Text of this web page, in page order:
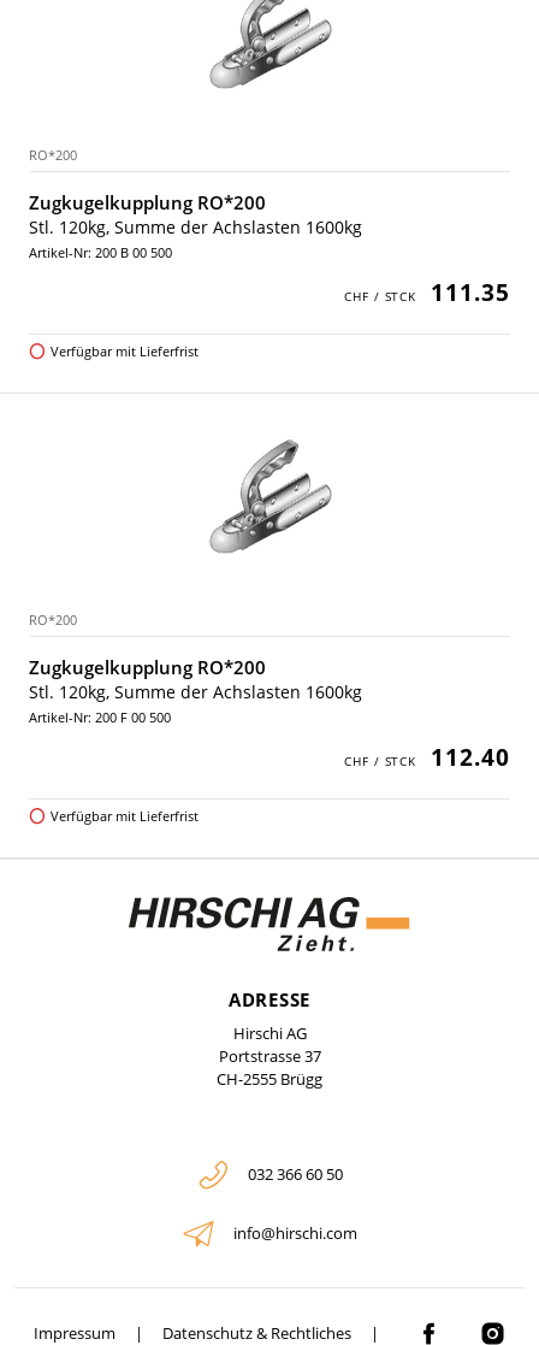
RO*200
Zugkugelkupplung RO*200
Stl. 120kg, Summe der Achslasten 1600kg
Artikel-Nr: 200 B 00 500
111.35
Verfügbar mit Lieferfrist
RO*200
Zugkugelkupplung RO*200
Stl. 120kg, Summe der Achslasten 1600kg
Artikel-Nr: 200 F 00 500
112.40
Verfügbar mit Lieferfrist
ADRESSE
Hirschi AG
Portstrasse 37
CH-2555 Brügg
032 366 60 50
info@hirschi.com
Impressum Datenschutz & Rechtliches